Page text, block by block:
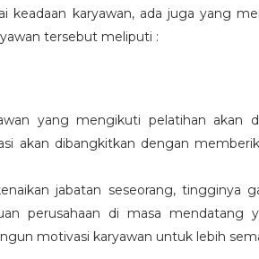
keadaan karyawan, ada juga yang
tersebut meliputi :
yang mengikuti pelatihan akan
akan dibangkitkan dengan
jabatan seseorang, tingginya
perusahaan di masa mendatang
motivasi karyawan untuk lebih